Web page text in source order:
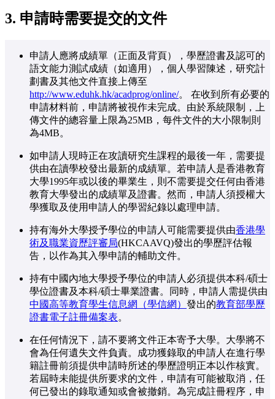
3. 申請時需要提交的文件
申請人應將成績單（正面及背頁），學歷證書及認可的
語文能力測試成績（如適用），個人學習陳述，研究計
劃書及其他文件直接上傳至
http://www.eduhk.hk/acadprog/online/。 在收到所有必要的
申請材料前，申請將被視作未完成。由於系統限制，上
傳文件的總容量上限為25MB，每件文件的大小限制則
為4MB。
如申請人現時正在攻讀研究生課程的最後一年，需要提
供由在讀學校發出最新的成績單。若申請人是香港教育
大學1995年或以後的畢業生，則不需要提交任何由香港
教育大學發出的成績單及證書。然而，申請人須授權大
學獲取及使用申請人的學習紀錄以處理申請。
持有海外大學授予學位的申請人可能需要提供由香港學
術及職業資歷評審局(HKCAAVQ)發出的學歷評估報
告，以作為其入學申請的輔助文件。
持有中國內地大學授予學位的申請人必須提供本科/碩士
學位證書及本科/碩士畢業證書。同時，申請人需提供由
中國高等教育學生信息網（學信網） 發出的教育部學歷
證書電子註冊備案表。
在任何情況下，請不要將文件正本寄予大學。大學將不
會為任何遺失文件負責。成功獲錄取的申請人在進行學
籍註冊前須提供申請時所述的學歷證明正本以作核實。
若屆時未能提供所要求的文件，申請有可能被取消，任
何已發出的錄取通知或會被撤銷。為完成註冊程序，申